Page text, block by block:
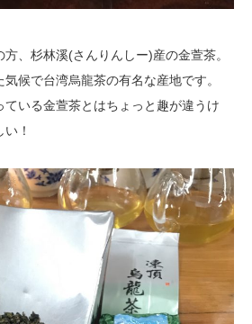
、杉林溪(さんりんしー)産の金萱茶。
候で台湾烏龍茶の有名な産地です。
ている金萱茶とはちょっと趣が違うけ
！